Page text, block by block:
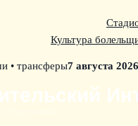
Культура
• трансферы7 августа 2026